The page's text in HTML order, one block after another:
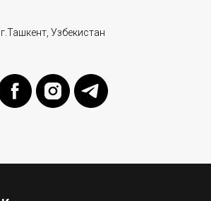
г.Ташкент, Узбекистан